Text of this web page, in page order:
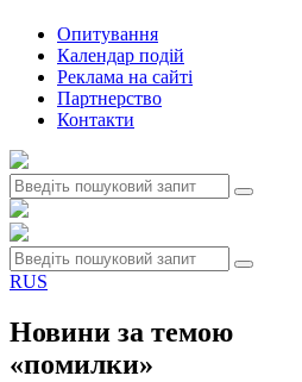
Опитування
Календар подій
Реклама на сайтi
Партнерство
Контакти
RUS
Новини за темою
«помилки»